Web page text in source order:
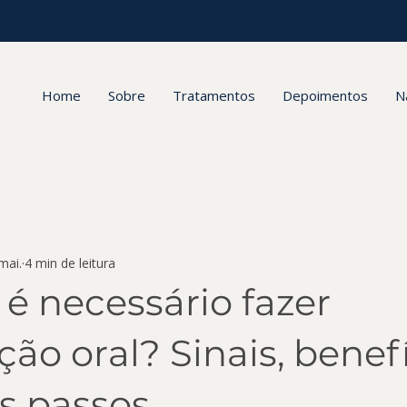
Home Sobre Tratamentos Depoimentos
necessário fazer
oral? Sinais,
4 min de leitura